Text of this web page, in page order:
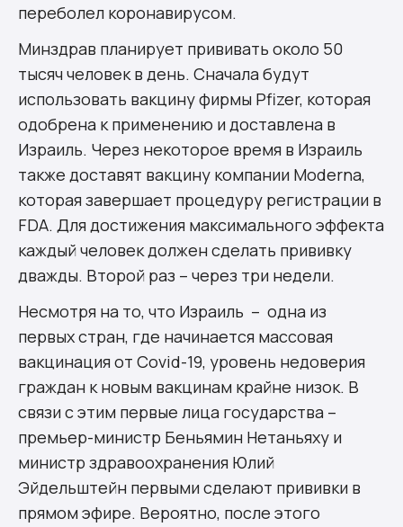
переболел коронавирусом.
Минздрав планирует прививать около 50
тысяч человек в день. Сначала будут
использовать вакцину фирмы Pfizer, которая
одобрена к применению и доставлена в
Израиль. Через некоторое время в Израиль
также доставят вакцину компании Moderna,
которая завершает процедуру регистрации в
FDA. Для достижения максимального эффекта
каждый человек должен сделать прививку
дважды. Второй раз – через три недели.
Несмотря на то, что Израиль – одна из
первых стран, где начинается массовая
вакцинация от Covid-19, уровень недоверия
граждан к новым вакцинам крайне низок. В
связи с этим первые лица государства –
премьер-министр Беньямин Нетаньяху и
министр здравоохранения Юлий
Эйдельштейн первыми сделают прививки в
прямом эфире. Вероятно, после этого